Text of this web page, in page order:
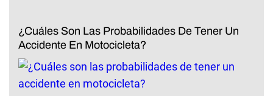
¿Cuáles Son Las Probabilidades De Tener Un
Accidente En Motocicleta?